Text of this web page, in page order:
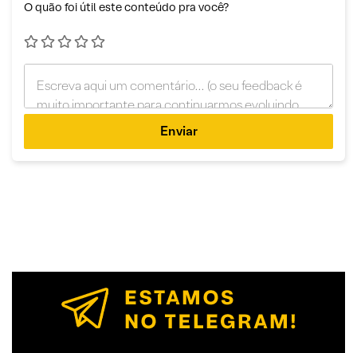
O quão foi útil este conteúdo pra você?
Enviar